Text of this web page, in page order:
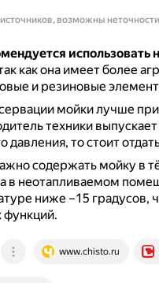
возможны неточности
как она имеет более
и резиновые
мойки лучше
техники
давления, то стоит
содержать мойку в
в неотапливаемом
ниже –15 градусов,
функций.
www.chisto.ru